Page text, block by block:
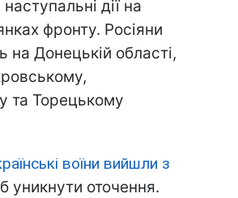
дії на
фронту. Росіяни
Донецькій області,
та Торецькому
воїни вийшли з
уникнути оточення.